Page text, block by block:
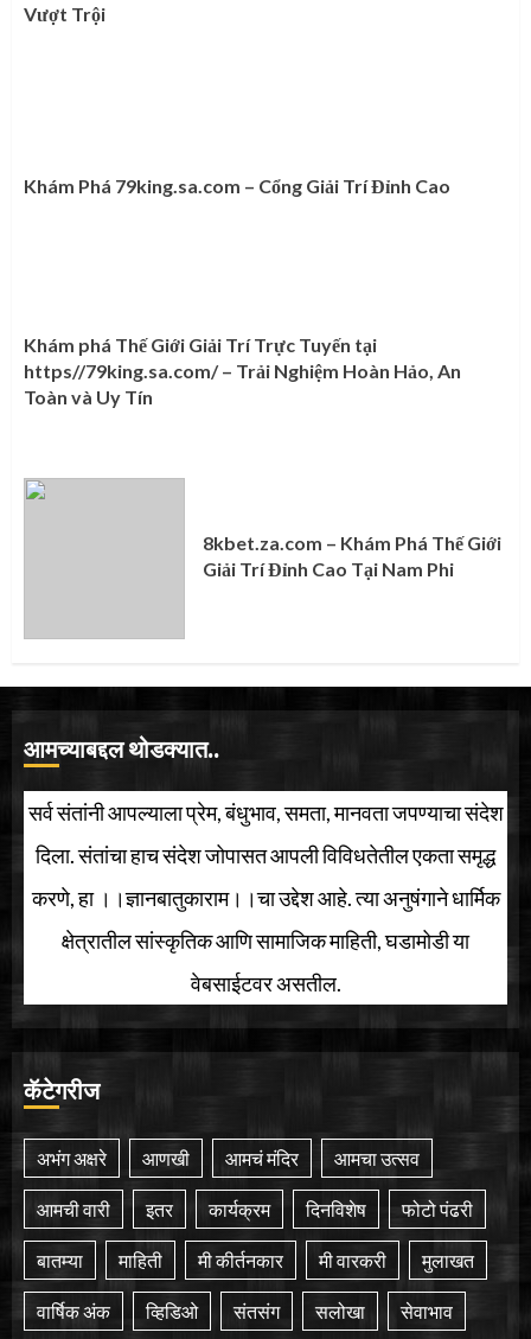
Vượt Trội
Khám Phá 79king.sa.com – Cổng Giải Trí Đỉnh Cao
Khám phá Thế Giới Giải Trí Trực Tuyến tại
https//79king.sa.com/ – Trải Nghiệm Hoàn Hảo, An
Toàn và Uy Tín
8kbet.za.com – Khám Phá Thế Giới
Giải Trí Đỉnh Cao Tại Nam Phi
आमच्याबद्दल थोडक्यात..
सर्व संतांनी आपल्याला प्रेम, बंधुभाव, समता, मानवता जपण्याचा संदेश
दिला. संतांचा हाच संदेश जोपासत आपली विविधतेतील एकता समृद्ध
करणे, हा ।।ज्ञानबातुकाराम।।चा उद्देश आहे. त्या अनुषंगाने धार्मिक
क्षेत्रातील सांस्कृतिक आणि सामाजिक माहिती, घडामोडी या
वेबसाईटवर असतील.
कॅटेगरीज
अभंग अक्षरे आणखी आमचं मंदिर आमचा उत्सव
आमची वारी इतर कार्यक्रम दिनविशेष फोटो पंढरी
बातम्या माहिती मी कीर्तनकार मी वारकरी मुलाखत
वार्षिक अंक व्हिडिओ संतसंग सलोखा सेवाभाव